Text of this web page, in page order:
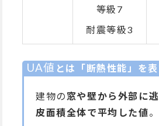
等級7
耐震等級3
UA値 とは「断熱性能」を
建物の 窓や壁から外部に
皮面積全体で平均した値。